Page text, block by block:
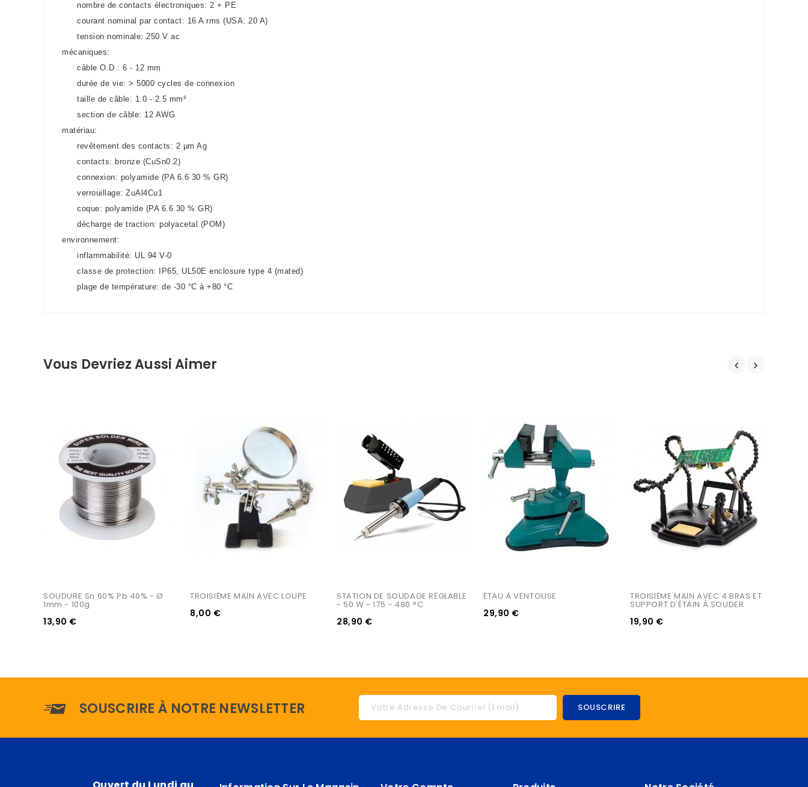
nombre de contacts électroniques: 2 + PE
courant nominal par contact: 16 A rms (USA: 20 A)
tension nominale: 250 V ac
mécaniques:
câble O.D.: 6 - 12 mm
durée de vie: > 5000 cycles de connexion
taille de câble: 1.0 - 2.5 mm²
section de câble: 12 AWG
matériau:
revêtement des contacts: 2 µm Ag
contacts: bronze (CuSn0.2)
connexion: polyamide (PA 6.6 30 % GR)
verrouillage: ZuAl4Cu1
coque: polyamide (PA 6.6 30 % GR)
décharge de traction: polyacetal (POM)
environnement:
inflammabilité: UL 94 V-0
classe de protection: IP65, UL50E enclosure type 4 (mated)
plage de température: de -30 °C à +80 °C
Vous Devriez Aussi Aimer
SOUDURE Sn 60% Pb 40% - Ø
1mm - 100g
13,90 €
TROISIÈME MAIN AVEC LOUPE
8,00 €
STATION DE SOUDAGE RÉGLABLE
- 50 W - 175 - 480 °C
28,90 €
ÉTAU À VENTOUSE
29,90 €
TROISIÈME MAIN AVEC 4 BRAS ET
SUPPORT D'ÉTAIN À SOUDER
19,90 €
SOUSCRIRE À NOTRE NEWSLETTER